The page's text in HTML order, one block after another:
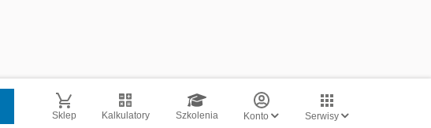
Sklep Kalkulatory Szkolenia Konto Serwisy